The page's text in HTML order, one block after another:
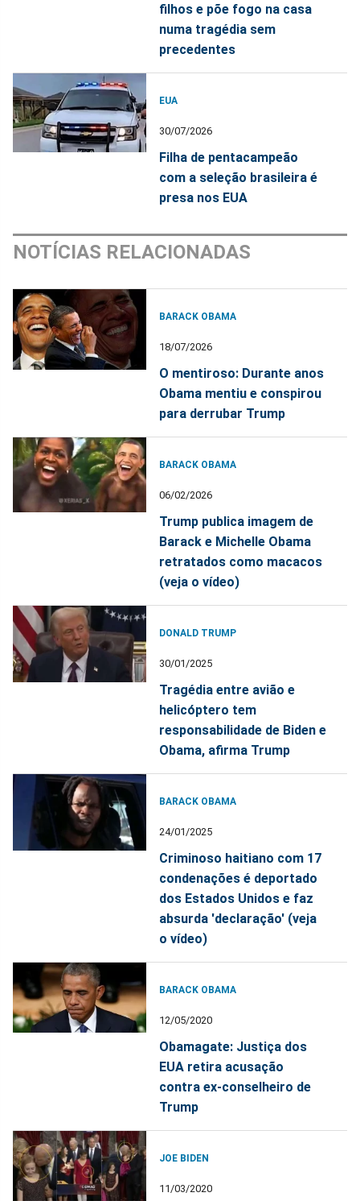
filhos e põe fogo na casa
numa tragédia sem
precedentes
EUA
30/07/2026
Filha de pentacampeão
com a seleção brasileira é
presa nos EUA
NOTÍCIAS RELACIONADAS
BARACK OBAMA
18/07/2026
O mentiroso: Durante anos
Obama mentiu e conspirou
para derrubar Trump
BARACK OBAMA
06/02/2026
Trump publica imagem de
Barack e Michelle Obama
retratados como macacos
(veja o vídeo)
DONALD TRUMP
30/01/2025
Tragédia entre avião e
helicóptero tem
responsabilidade de Biden e
Obama, afirma Trump
BARACK OBAMA
24/01/2025
Criminoso haitiano com 17
condenações é deportado
dos Estados Unidos e faz
absurda 'declaração' (veja
o vídeo)
BARACK OBAMA
12/05/2020
Obamagate: Justiça dos
EUA retira acusação
contra ex-conselheiro de
Trump
JOE BIDEN
11/03/2020